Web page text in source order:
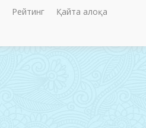
Рейтинг Қайта алоқа